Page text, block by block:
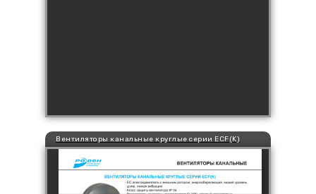
Вентиляторы канальные круглые серии ECF(K)